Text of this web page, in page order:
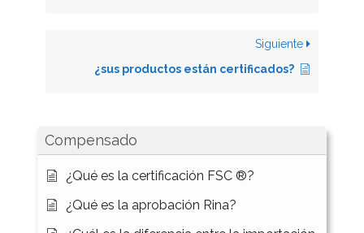
Compensado
¿Qué es la certificación FSC ®?
¿Qué es la aprobación Rina?
Siguiente
¿sus productos están certificados?